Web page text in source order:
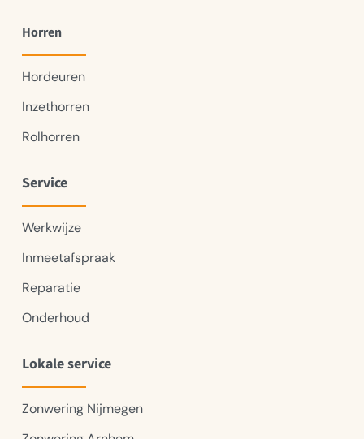
Horren
Hordeuren
Inzethorren
Rolhorren
Service
Werkwijze
Inmeetafspraak
Reparatie
Onderhoud
Lokale service
Zonwering Nijmegen